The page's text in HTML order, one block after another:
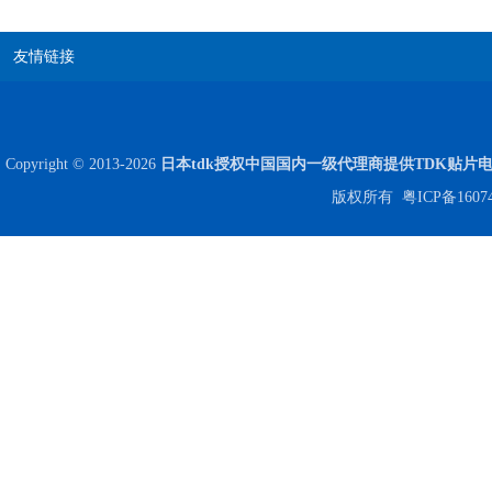
友情链接
Copyright © 2013-2026 日本tdk授权中国国内一级代理商提供TDK贴片
版权所有 粤ICP备